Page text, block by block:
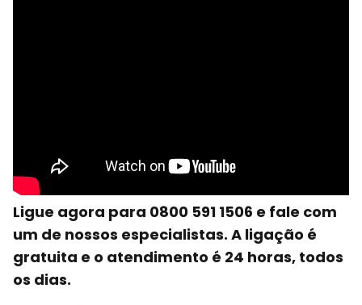
Ligue agora para 0800 591 1506 e fale com
um de nossos especialistas. A ligação é
gratuita e o atendimento é 24 horas, todos
os dias.